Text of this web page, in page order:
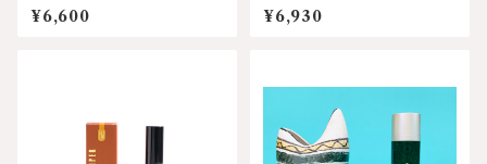
㎖ ダバブ
¥6,600 ネス
¥6,930